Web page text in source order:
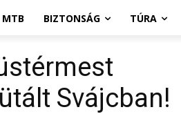
MTB BIZTONSÁG TÚRA
Svájcban!